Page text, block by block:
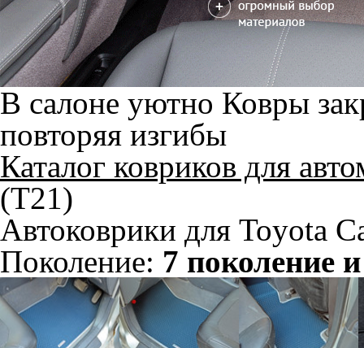
В салоне уютно Ковры
повторяя изгибы
Каталог ковриков для
(T21)
Автоковрики для Toyota
Поколение: 7 поколение